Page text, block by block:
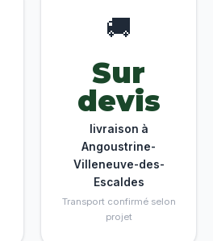
🚚
Sur
devis
livraison à
Angoustrine-
Villeneuve-des-
Escaldes
Transport confirmé selon
projet